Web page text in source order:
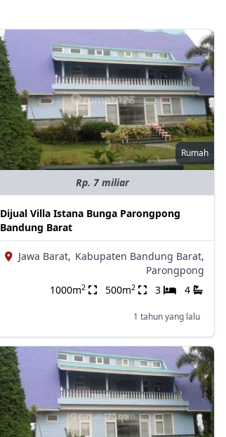
Rumah
Rp. 7 miliar
Dijual Villa Istana Bunga Parongpong
Bandung Barat
Jawa Barat, Kabupaten Bandung Barat,
Parongpong
1000m2 500m2 3 4
1 tahun yang lalu